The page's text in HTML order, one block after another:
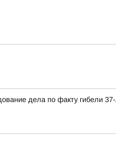
дела по факту гибели